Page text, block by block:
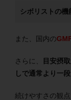
シボリストの機
また、国内の
さらに、 目安摂
しで通常より一
続けやすさの観